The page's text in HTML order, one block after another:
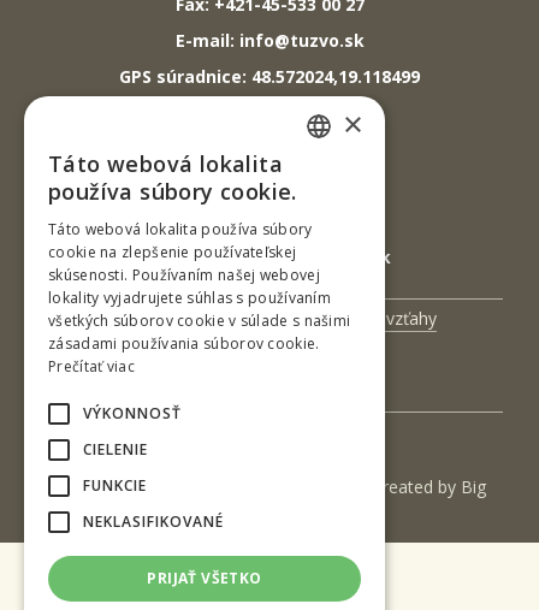
E-mail: info@tuzvo.sk
GPS súradnice: 48.572024,19.118499
DIČ: 2020474808
IČ DPH: SK2020474808
E-mail: podatelna@tuzvo.sk
Univerzitný magazín
Medzinárodné vzťahy
Veda a výskum
Zamestnanci
(c) 2017 Technická univerzita vo Zvolene | Created by Big
& BIGGER s.r.o.
×
Táto webová lokalita
používa súbory cookie.
Táto webová lokalita používa súbory
cookie na zlepšenie používateľskej
skúsenosti. Používaním našej webovej
lokality vyjadrujete súhlas s používaním
všetkých súborov cookie v súlade s našimi
zásadami používania súborov cookie.
Prečítať viac
VÝKONNOSŤ
CIELENIE
FUNKCIE
NEKLASIFIKOVANÉ
PRIJAŤ VŠETKO